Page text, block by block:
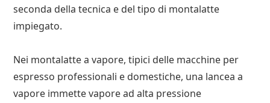
seconda della tecnica e del tipo di montalatte
impiegato.
Nei montalatte a vapore, tipici delle macchine per
espresso professionali e domestiche, una lancea a
vapore immette vapore ad alta pressione